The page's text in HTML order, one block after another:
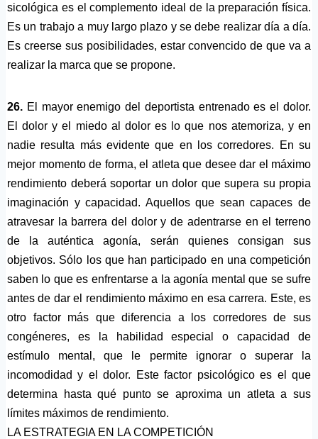
sicológica es el complemento ideal de la preparación física.
Es un trabajo a muy largo plazo y se debe realizar día a día.
Es creerse sus posibilidades, estar convencido de que va a
realizar la marca que se propone.
26. El mayor enemigo del deportista entrenado es el dolor.
El dolor y el miedo al dolor es lo que nos atemoriza, y en
nadie resulta más evidente que en los corredores. En su
mejor momento de forma, el atleta que desee dar el máximo
rendimiento deberá soportar un dolor que supera su propia
imaginación y capacidad. Aquellos que sean capaces de
atravesar la barrera del dolor y de adentrarse en el terreno
de la auténtica agonía, serán quienes consigan sus
objetivos. Sólo los que han participado en una competición
saben lo que es enfrentarse a la agonía mental que se sufre
antes de dar el rendimiento máximo en esa carrera. Este, es
otro factor más que diferencia a los corredores de sus
congéneres, es la habilidad especial o capacidad de
estímulo mental, que le permite ignorar o superar la
incomodidad y el dolor. Este factor psicológico es el que
determina hasta qué punto se aproxima un atleta a sus
límites máximos de rendimiento.
LA ESTRATEGIA EN LA COMPETICIÓN